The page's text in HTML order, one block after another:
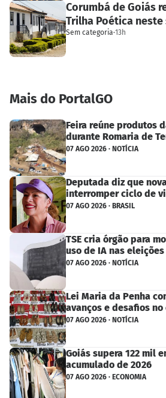
Corumbá de Goiás
Trilha Poética neste
Sem categoria·13h
Mais do PortalGO
Feira reúne produtos
durante Romaria de
07 AGO 2026 · NOTÍCIA
Deputada diz que
interromper ciclo de
07 AGO 2026 · BRASIL
TSE cria órgão para
uso de IA nas eleições
07 AGO 2026 · NOTÍCIA
Lei Maria da Penha
avanços e desafios
07 AGO 2026 · NOTÍCIA
Goiás supera 122 mil
acumulado de 2026
07 AGO 2026 · ECONOMIA